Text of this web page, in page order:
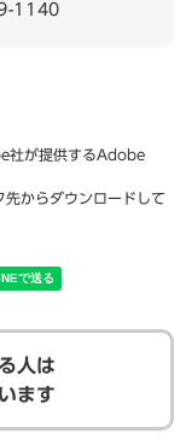
1140
社が提供するAdobe
からダウンロードして
人は
ます